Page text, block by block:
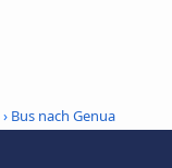
› Bus nach Genua